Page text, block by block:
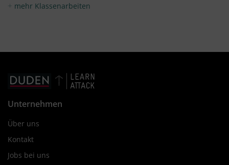
mehr Klassenarbeiten
Unternehmen
Über uns
Kontakt
Jobs bei uns